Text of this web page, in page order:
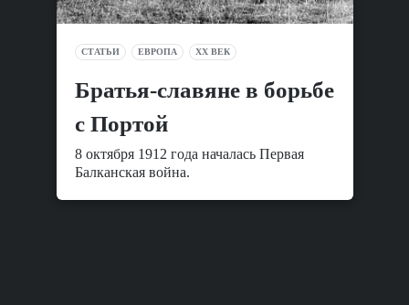
СТАТЬИ ЕВРОПА XX ВЕК
Братья-славяне в борьбе
с Портой
8 октября 1912 года началась Первая
Балканская война.